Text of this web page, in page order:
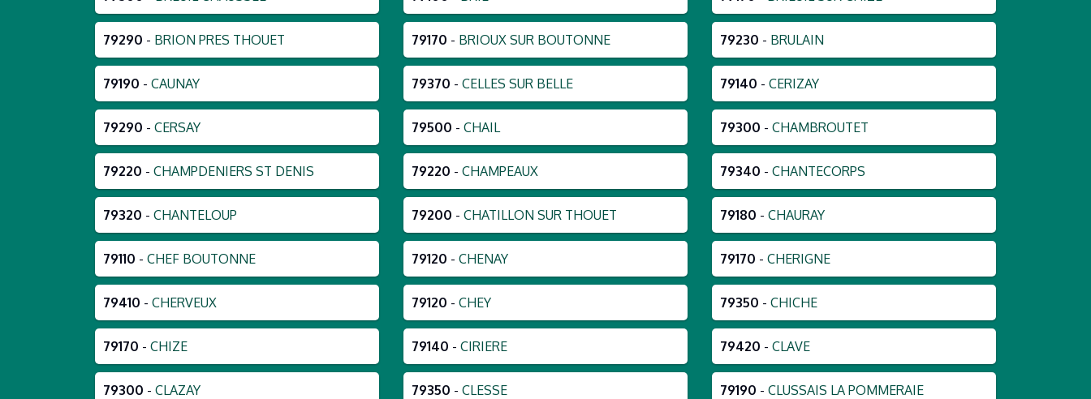
79290 - BRION PRES THOUET 79170 - BRIOUX SUR BOUTONNE 79230 - BRULAIN
79190 - CAUNAY 79370 - CELLES SUR BELLE 79140 - CERIZAY
79290 - CERSAY 79500 - CHAIL 79300 - CHAMBROUTET
79220 - CHAMPDENIERS ST DENIS 79220 - CHAMPEAUX 79340 - CHANTECORPS
79320 - CHANTELOUP 79200 - CHATILLON SUR THOUET 79180 - CHAURAY
79110 - CHEF BOUTONNE 79120 - CHENAY 79170 - CHERIGNE
79410 - CHERVEUX 79120 - CHEY 79350 - CHICHE
79170 - CHIZE 79140 - CIRIERE 79420 - CLAVE
79300 - CLAZAY 79350 - CLESSE 79190 - CLUSSAIS LA POMMERAIE